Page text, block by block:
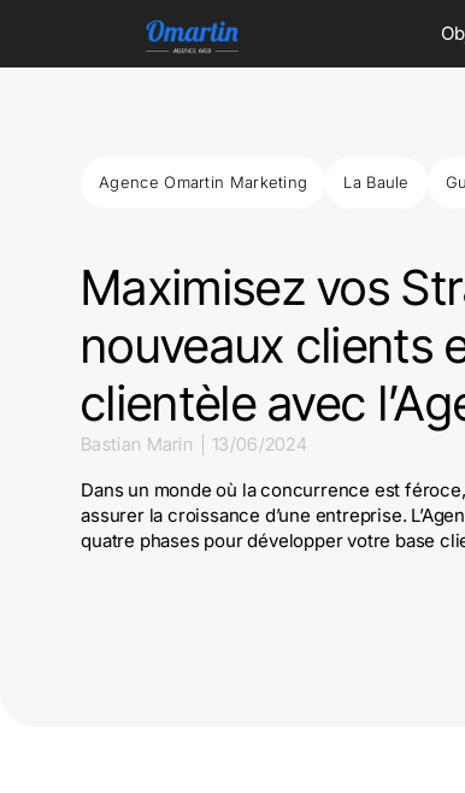
Agence Omartin Marketing La Baule
Maximisez vos
nouveaux clients
clientèle avec
Bastian Marin
13/06/2024
Dans un monde où la concurrence est
assurer la croissance d’une entreprise.
quatre phases pour développer votre base